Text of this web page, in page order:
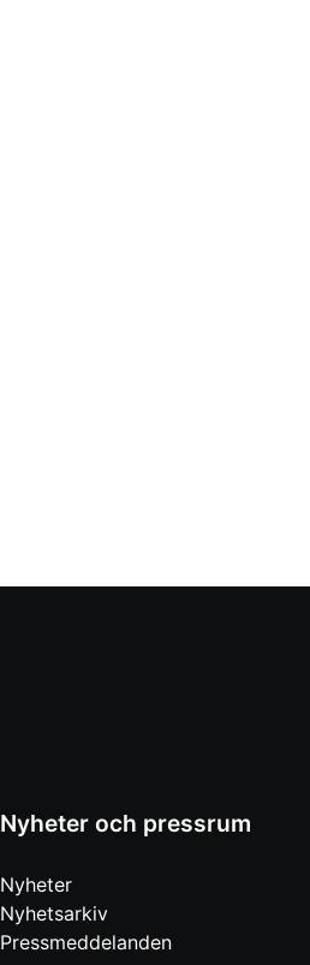
Nyheter och pressrum
Nyheter
Nyhetsarkiv
Pressmeddelanden